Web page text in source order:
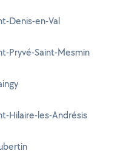
Denis-en-Val
Pryvé-Saint-Mesmin
Hilaire-les-Andrésis